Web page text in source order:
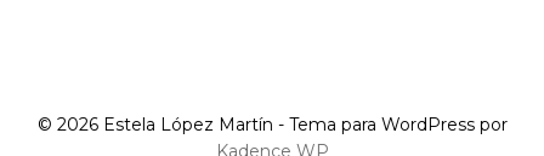
© 2026 Estela López Martín - Tema para WordPress por
Kadence WP